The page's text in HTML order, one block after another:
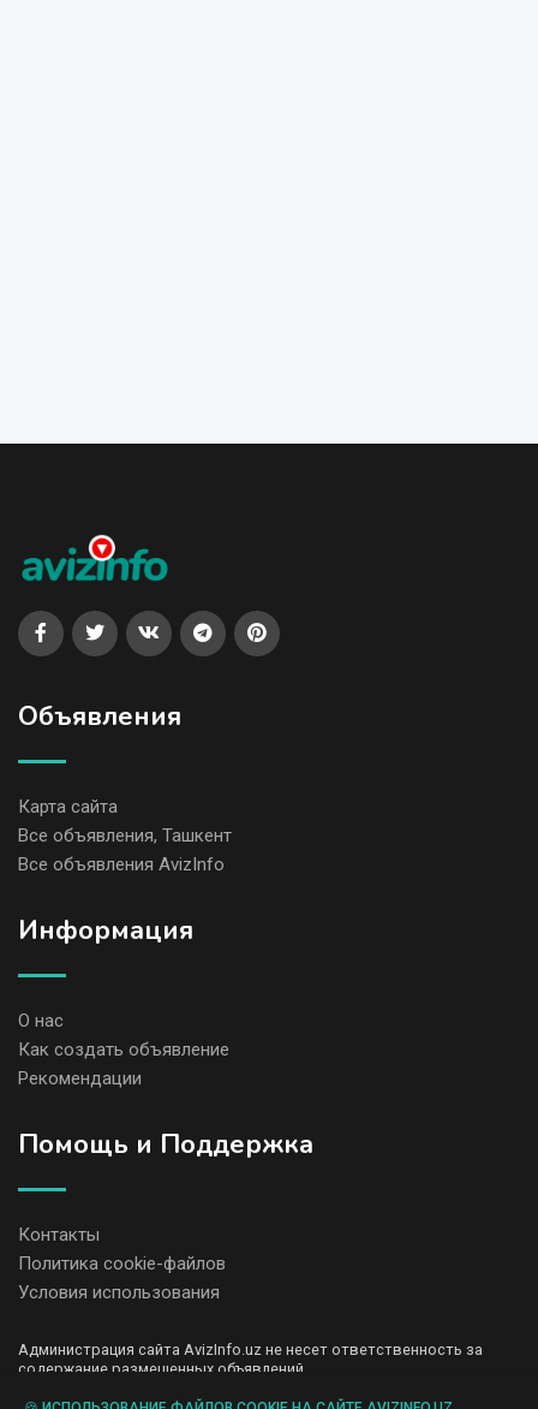
Объявления
Карта сайта
Все объявления, Ташкент
Все объявления AvizInfo
Информация
О нас
Как создать объявление
Рекомендации
Помощь и Поддержка
Контакты
Политика cookie-файлов
Условия использования
Администрация сайта AvizInfo.uz не несет ответственность за
содержание размещенных объявлений.